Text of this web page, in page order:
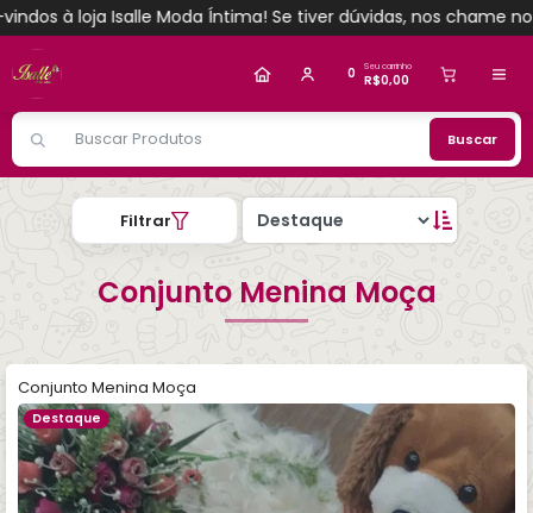
Moda Íntima! Se tiver dúvidas, nos chame no WhatsApp!
0 Seu carrinho
R$0,00
Buscar
Filtrar
Conjunto Menina Moça
Conjunto Menina Moça
Destaque
Alguém de Tabatinga - AM comprouCamisola
em algodão com bolsos e manga.
Pedido de R$ 2.019,86